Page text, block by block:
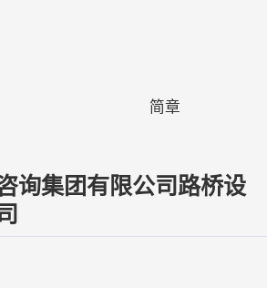
简章
询集团有限公司路桥设